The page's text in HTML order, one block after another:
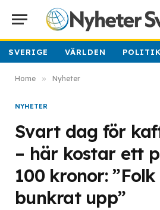
SVERIGE VÄRLDEN POLITIK
Home » Nyheter
NYHETER
Svart dag för
– här kostar ett
100 kronor:
bunkrat upp”